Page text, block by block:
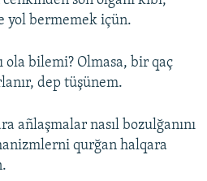
yol bermemek içün.
ola bilemi? Olmasa, bir qaç
dep tüşünem.
añlaşmalar nasıl bozulğanını
qurğan halqara